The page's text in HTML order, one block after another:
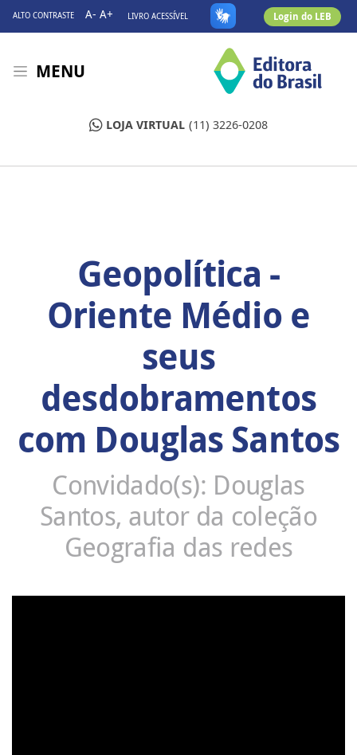
ALTO CONTRASTE A- A+ LIVRO ACESSÍVEL Login do LEB
MENU
LOJA VIRTUAL (11) 3226-0208
Geopolítica -
Oriente Médio e
seus
desdobramentos
com Douglas Santos
Convidado(s): Douglas
Santos, autor da coleção
Geografia das redes